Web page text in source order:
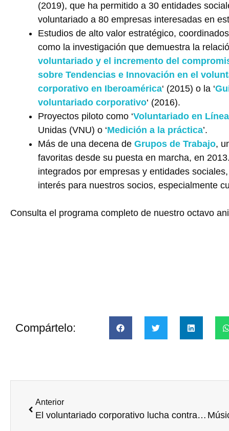
(2019), que ha permitido a 30 entidades
voluntariado a 80 empresas interesadas en
Estudios de alto valor estratégico,
como la investigación que demuestra la
voluntariado y el incremento del
sobre Tendencias e Innovación en el
corporativo en Iberoamérica‘ (2015) o la ‘
voluntariado corporativo‘ (2016).
Proyectos piloto como ‘Voluntariado en Línea
Unidas (VNU) o ‘Medición a la práctica’.
Más de una decena de Grupos de Trabajo,
favoritas desde su puesta en marcha, en
integrados por empresas y entidades
interés para nuestros socios, especialmente
Consulta el programa completo de nuestro octavo
Compártelo:
Anterior
El voluntariado corporativo lucha contra la pobreza energética